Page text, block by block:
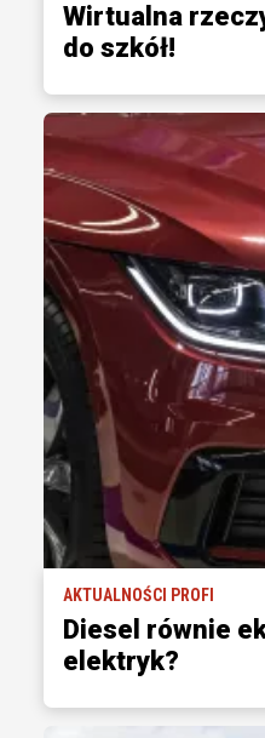
Wirtualna
do szkół!
AKTUALNOŚCI PROFI
Diesel równie
elektryk?